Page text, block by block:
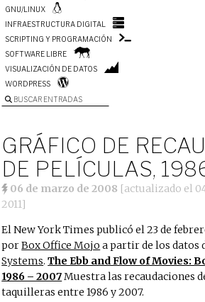
GNU/LINUX
INFRAESTRUCTURA DIGITAL
SCRIPTING Y PROGRAMACIÓN
SOFTWARE LIBRE
VISUALIZACIÓN DE DATOS
WORDPRESS
BUSCAR ENTRADAS
GRÁFICO DE
DE PELÍCULAS,
06 de marzo de 2008 [actualizado el
2011]
El New York Times publicó el 23 de
porBox Office Mojo a partir de los datos
Systems.The Ebb and Flow of Movies:
1986 – 2007Muestra las recaudaciones
taquilleras entre 1986 y 2007.